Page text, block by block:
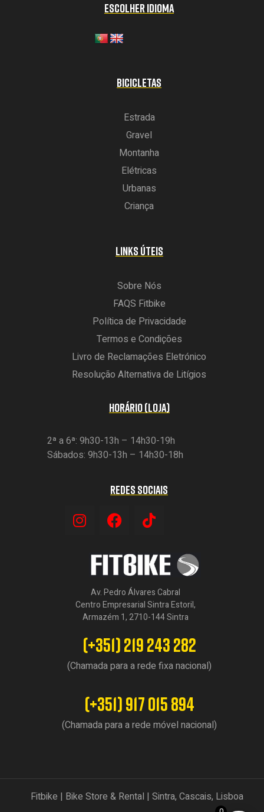
ESCOLHER IDIOMA
BICICLETAS
Estrada
Gravel
Montanha
Elétricas
Urbanas
Criança
LINKS ÚTEIS
Sobre Nós
FAQS Fitbike
Política de Privacidade
Termos e Condições
Livro de Reclamações Eletrónico
Resolução Alternativa de Litígios
HORÁRIO (LOJA)
2ª a 6ª: 9h30-13h – 14h30-19h
Sábados: 9h30-13h – 14h30-18h
REDES SOCIAIS
Av. Pedro Álvares Cabral
Centro Empresarial Sintra Estoril,
Armazém 1, 2710-144 Sintra
(+351) 219 243 282
(Chamada para a rede fixa nacional)
(+351) 917 015 894
(Chamada para a rede móvel nacional)
Fitbike | Bike Store & Rental | Sintra, Cascais, Lisboa